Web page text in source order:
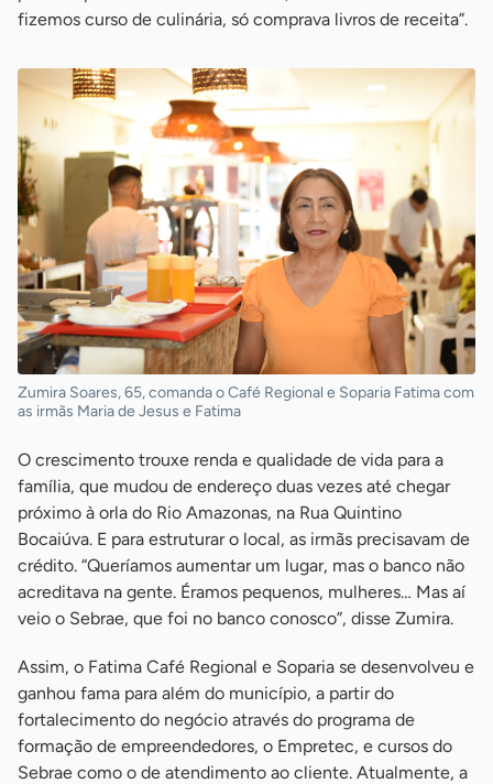
fizemos curso de culinária, só comprava livros de receita”.
Zumira Soares, 65, comanda o Café Regional e Soparia Fatima com
as irmãs Maria de Jesus e Fatima
O crescimento trouxe renda e qualidade de vida para a
família, que mudou de endereço duas vezes até chegar
próximo à orla do Rio Amazonas, na Rua Quintino
Bocaiúva. E para estruturar o local, as irmãs precisavam de
crédito. “Queríamos aumentar um lugar, mas o banco não
acreditava na gente. Éramos pequenos, mulheres… Mas aí
veio o Sebrae, que foi no banco conosco”, disse Zumira.
Assim, o Fatima Café Regional e Soparia se desenvolveu e
ganhou fama para além do município, a partir do
fortalecimento do negócio através do programa de
formação de empreendedores, o Empretec, e cursos do
Sebrae como o de atendimento ao cliente. Atualmente, a